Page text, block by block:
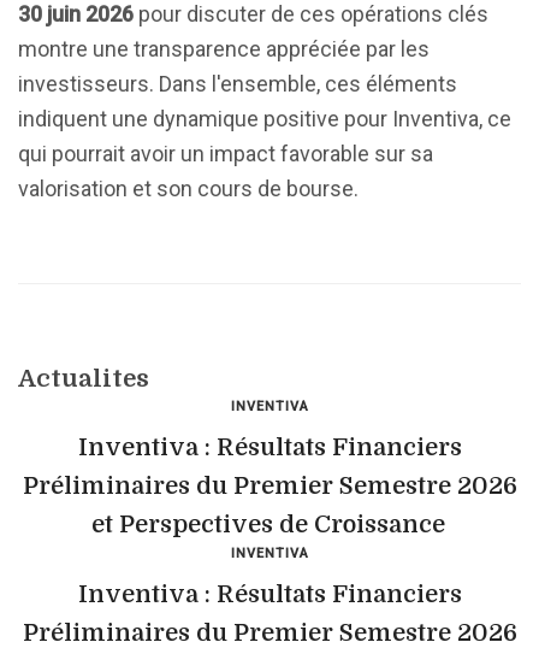
30 juin 2026 pour discuter de ces opérations clés
montre une transparence appréciée par les
investisseurs. Dans l'ensemble, ces éléments
indiquent une dynamique positive pour Inventiva, ce
qui pourrait avoir un impact favorable sur sa
valorisation et son cours de bourse.
Actualites
INVENTIVA
Inventiva : Résultats Financiers
Préliminaires du Premier Semestre 2026
et Perspectives de Croissance
INVENTIVA
Inventiva : Résultats Financiers
Préliminaires du Premier Semestre 2026